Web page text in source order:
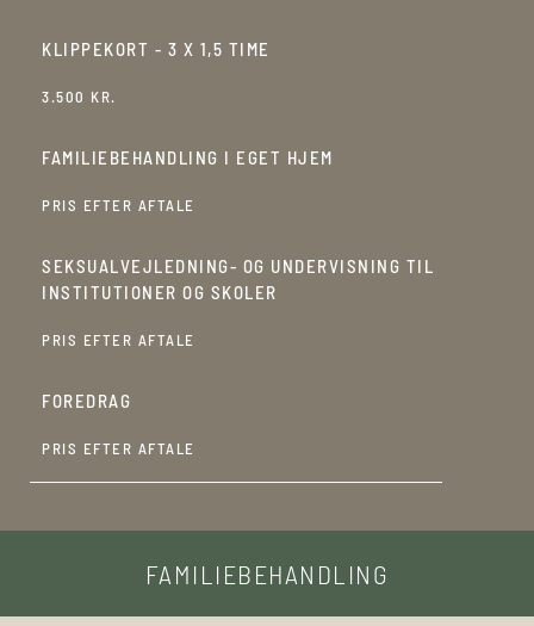
KLIPPEKORT - 3 X 1,5 TIME
3.500 KR.
FAMILIEBEHANDLING I EGET HJEM
PRIS EFTER AFTALE
SEKSUALVEJLEDNING- OG UNDERVISNING TIL
INSTITUTIONER OG SKOLER
PRIS EFTER AFTALE
FOREDRAG
PRIS EFTER AFTALE
FAMILIEBEHANDLING